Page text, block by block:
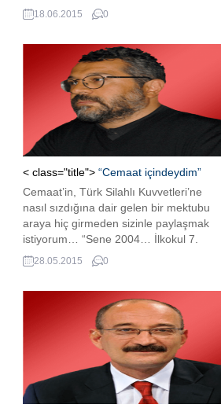
operasyonda aranan 'emniyet,
istihbarat, bölge imamları' henüz
18.06.2015 0
< class="title"> “Cemaat içindeydim”
Cemaat’in, Türk Silahlı Kuvvetleri’ne
nasıl sızdığına dair gelen bir mektubu
araya hiç girmeden sizinle paylaşmak
istiyorum… “Sene 2004… İlkokul 7.
sınıftaydım ve bulunduğum ilçenin en iyi
öğrencilerdenim. Cemaat’in Anafen
Dershanenin ikinci döneminde samimi
olduğumuz öğretmenlerimiz bize özel
ders vereceklerini; bunu, kendilerinin
çok iyi tanıdığı çalışkan üniversite
öğrencilerinin...
28.05.2015 0